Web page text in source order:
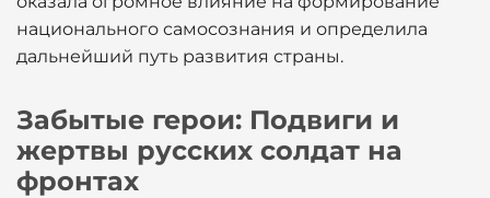
национального самосознания и определила
дальнейший путь развития страны.
Забытые герои: Подвиги и
жертвы русских солдат на
фронтах